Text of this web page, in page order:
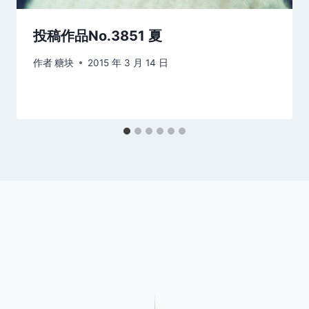
投稿作品No.3851 夏
作者糖块 2015 年 3 月 14 日